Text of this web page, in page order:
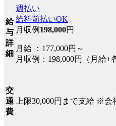
給
与
詳
細
週払い
給料前払いOK
月収例 198,000円
月給 ：177,000円～
月収例：198,000円（月給+
交
通
費
上限30,000円まで支給 ※会